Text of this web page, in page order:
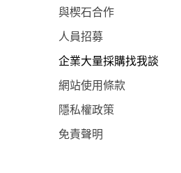
與楔石合作
人員招募
企業大量採購找我談
網站使用條款
隱私權政策
免責聲明